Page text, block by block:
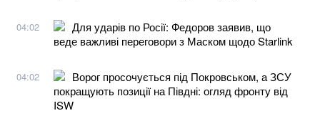
04:02
Для ударів по Росії: Федоров заявив, що
веде важливі переговори з Маском щодо Starlink
04:02
Ворог просочується під Покровськом, а ЗСУ
покращують позиції на Півдні: огляд фронту від
ISW